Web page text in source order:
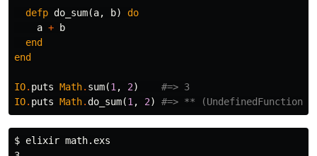
defp do_sum(a, b)
do
a +
b
end
end
IO. puts Math. sum(1 , 2)
#=> 3
IO. puts Math.do_sum(1 , 2) #=> **
$